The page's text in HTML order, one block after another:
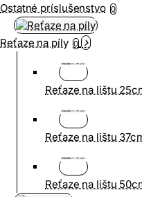
Ostatné príslušenstvo 0
Reťaze na píly 0
Reťaze na lištu
Reťaze na lištu
Reťaze na lištu